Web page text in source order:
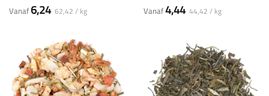
Vanaf 6,24 62,42 / kg Vanaf4,44 44,42 / kg